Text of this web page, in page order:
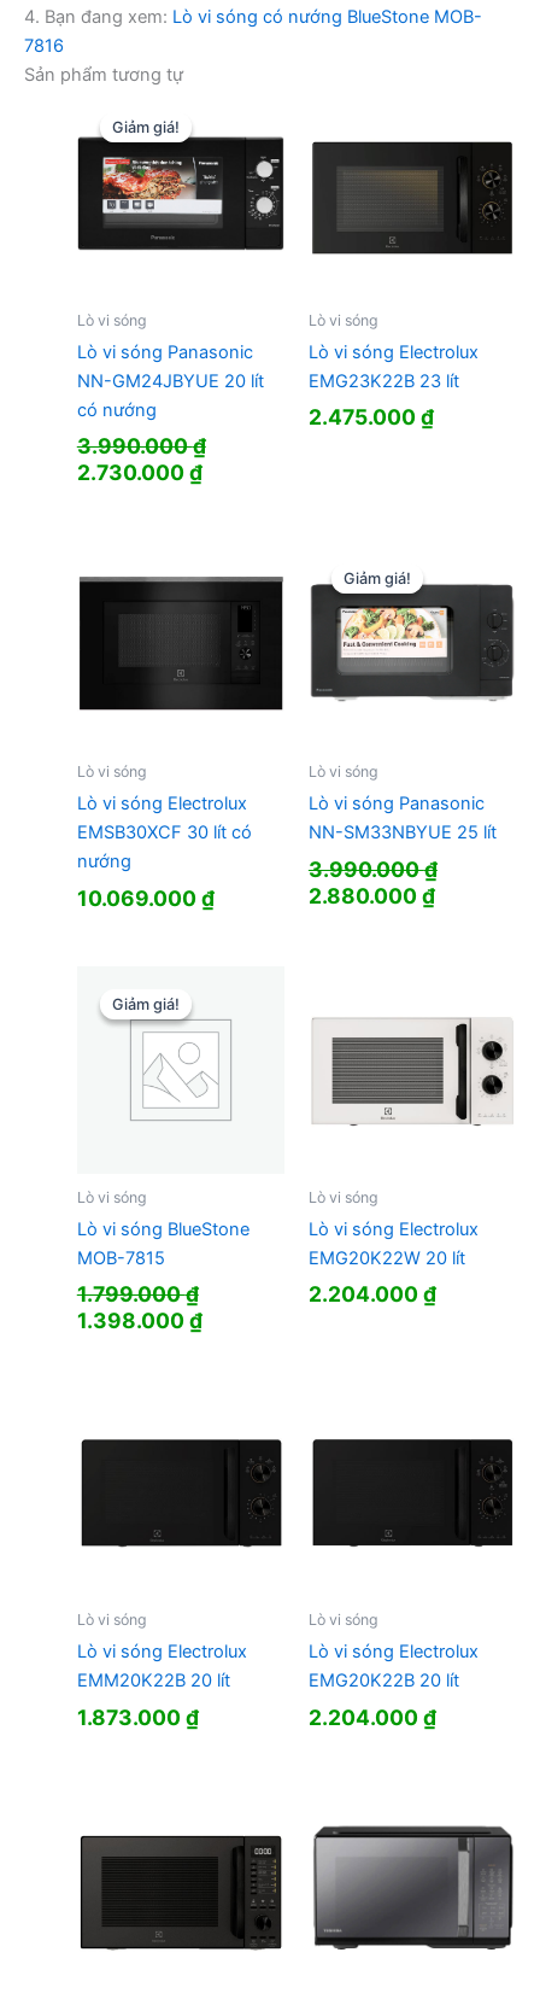
4. Bạn đang xem: Lò vi sóng có nướng BlueStone MOB-
7816
Sản phẩm tương tự
Giảm giá!
Giảm giá!
Lò vi sóng
Lò vi sóng Panasonic
NN-GM24JBYUE 20 lít
có nướng
3.990.000₫
Giá
2.730.000₫Giá
2.730.000 ₫.
Lò vi sóng
Lò vi sóng Electrolux
EMG23K22B 23 lít
2.475.000₫
Lò vi sóng
Lò vi sóng Electrolux
EMSB30XCF 30 lít có
nướng
10.069.000₫
Giảm giá!
Giảm giá!
Lò vi sóng
Lò vi sóng Panasonic
NN-SM33NBYUE 25 lít
3.990.000₫
Giá
2.880.000₫Giá
Giảm giá!
Giảm giá!
Lò vi sóng
Lò vi sóng BlueStone
MOB-7815
1.799.000₫
Giá
1.398.000₫Giá
Lò vi sóng
Lò vi sóng Electrolux
EMG20K22W 20 lít
2.204.000₫
Lò vi sóng
Lò vi sóng Electrolux
EMM20K22B 20 lít
1.873.000₫
Lò vi sóng
Lò vi sóng Electrolux
EMG20K22B 20 lít
2.204.000₫